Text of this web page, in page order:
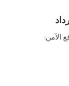
الآمن: